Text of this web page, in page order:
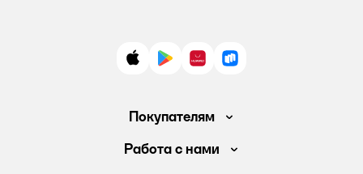
App StoreGoogle Play
AppGallery
RuStore
Покупателям
Доставка и оплата
Работа с нами